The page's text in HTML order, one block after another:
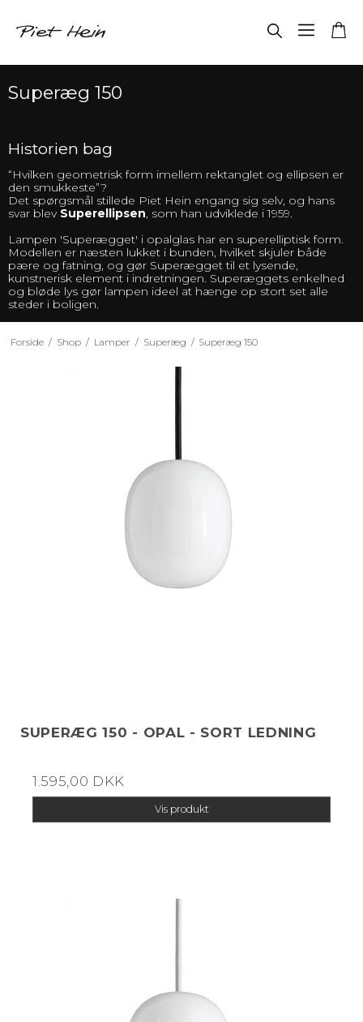
Superæg 150
Historien bag
“Hvilken geometrisk form imellem rektanglet og ellipsen er
den smukkeste”?
Det spørgsmål stillede Piet Hein engang sig selv, og hans
svar blev Superellipsen, som han udviklede i 1959.
Lampen 'Superægget' i opalglas har en superelliptisk form.
Modellen er næsten lukket i bunden, hvilket skjuler både
pære og fatning, og gør Superægget til et lysende,
kunstnerisk element i indretningen. Superæggets enkelhed
og bløde lys gør lampen ideel at hænge op stort set alle
steder i boligen.
Forside / Shop / Lamper / Superæg / Superæg 150
SUPERÆG 150 - OPAL - SORT LEDNING
1.595,00 DKK
Vis produkt